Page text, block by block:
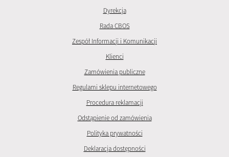
Dyrekcja
Rada CBOS
Zespół Informacji i Komunikacji
Klienci
Zamówienia publiczne
Regulami sklepu internetowego
Procedura reklamacji
Odstąpienie od zamówienia
Polityka prywatności
Deklaracja dostępności